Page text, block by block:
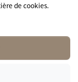
de cookies.